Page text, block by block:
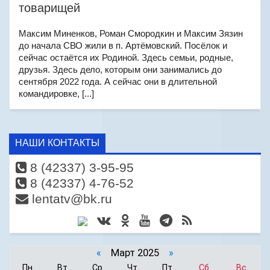
товарищей
Максим Миненков, Роман Смородкин и Максим Зязин
до начала СВО жили в п. Артёмовский. Посёлок и
сейчас остаётся их Родиной. Здесь семьи, родные,
друзья. Здесь дело, которым они занимались до
сентября 2022 года. А сейчас они в длительной
командировке, [...]
НАШИ КОНТАКТЫ
8 (42337) 3-95-95
8 (42337) 4-76-52
lentatv@bk.ru
« Март 2025 »
Пн Вт Ср Чт Пт Сб
Вс